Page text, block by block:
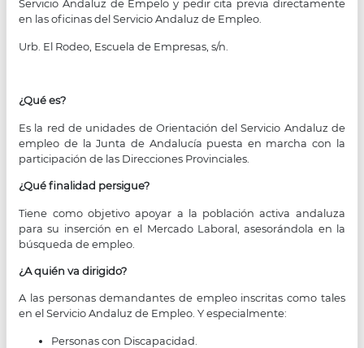
Servicio Andaluz de Empelo y pedir cita previa directamente
en las oficinas del Servicio Andaluz de Empleo.
Urb. El Rodeo, Escuela de Empresas, s/n.
¿Qué es?
Es la red de unidades de Orientación del Servicio Andaluz de
empleo de la Junta de Andalucía puesta en marcha con la
participación de las Direcciones Provinciales.
¿Qué finalidad persigue?
Tiene como objetivo apoyar a la población activa andaluza
para su inserción en el Mercado Laboral, asesorándola en la
búsqueda de empleo.
¿A quién va dirigido?
A las personas demandantes de empleo inscritas como tales
en el Servicio Andaluz de Empleo. Y especialmente:
Personas con Discapacidad.